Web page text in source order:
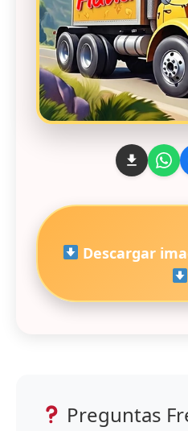
Descargar
Preguntas